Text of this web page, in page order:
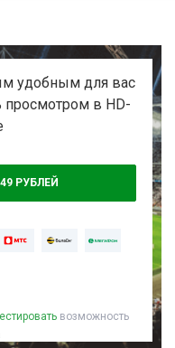
удобным для вас
просмотром в HD-
РУБЛЕЙ
возможность